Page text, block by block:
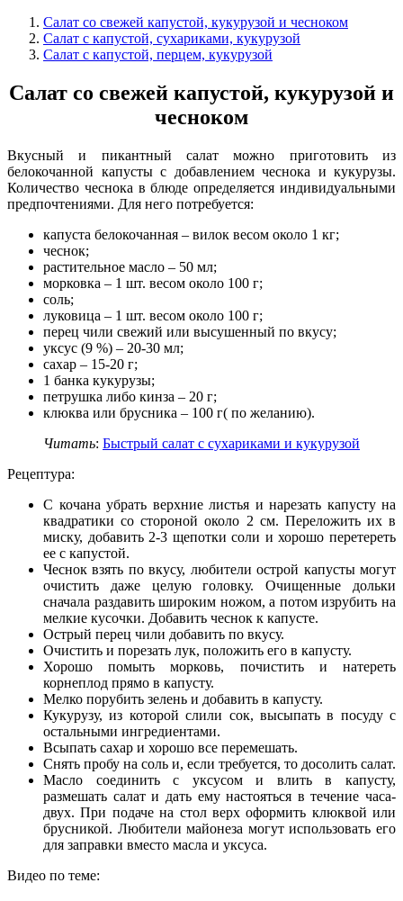
Салат со свежей капустой, кукурузой и чесноком
Салат с капустой, сухариками, кукурузой
Салат с капустой, перцем, кукурузой
Салат со свежей капустой, кукурузой и
чесноком
Вкусный и пикантный салат можно приготовить из
белокочанной капусты с добавлением чеснока и кукурузы.
Количество чеснока в блюде определяется индивидуальными
предпочтениями. Для него потребуется:
капуста белокочанная – вилок весом около 1 кг;
чеснок;
растительное масло – 50 мл;
морковка – 1 шт. весом около 100 г;
соль;
луковица – 1 шт. весом около 100 г;
перец чили свежий или высушенный по вкусу;
уксус (9 %) – 20-30 мл;
сахар – 15-20 г;
1 банка кукурузы;
петрушка либо кинза – 20 г;
клюква или брусника – 100 г( по желанию).
Читать: Быстрый салат с сухариками и кукурузой
Рецептура:
С кочана убрать верхние листья и нарезать капусту на
квадратики со стороной около 2 см. Переложить их в
миску, добавить 2-3 щепотки соли и хорошо перетереть
ее с капустой.
Чеснок взять по вкусу, любители острой капусты могут
очистить даже целую головку. Очищенные дольки
сначала раздавить широким ножом, а потом изрубить на
мелкие кусочки. Добавить чеснок к капусте.
Острый перец чили добавить по вкусу.
Очистить и порезать лук, положить его в капусту.
Хорошо помыть морковь, почистить и натереть
корнеплод прямо в капусту.
Мелко порубить зелень и добавить в капусту.
Кукурузу, из которой слили сок, высыпать в посуду с
остальными ингредиентами.
Всыпать сахар и хорошо все перемешать.
Снять пробу на соль и, если требуется, то досолить салат.
Масло соединить с уксусом и влить в капусту,
размешать салат и дать ему настояться в течение часа-
двух. При подаче на стол верх оформить клюквой или
брусникой. Любители майонеза могут использовать его
для заправки вместо масла и уксуса.
Видео по теме: